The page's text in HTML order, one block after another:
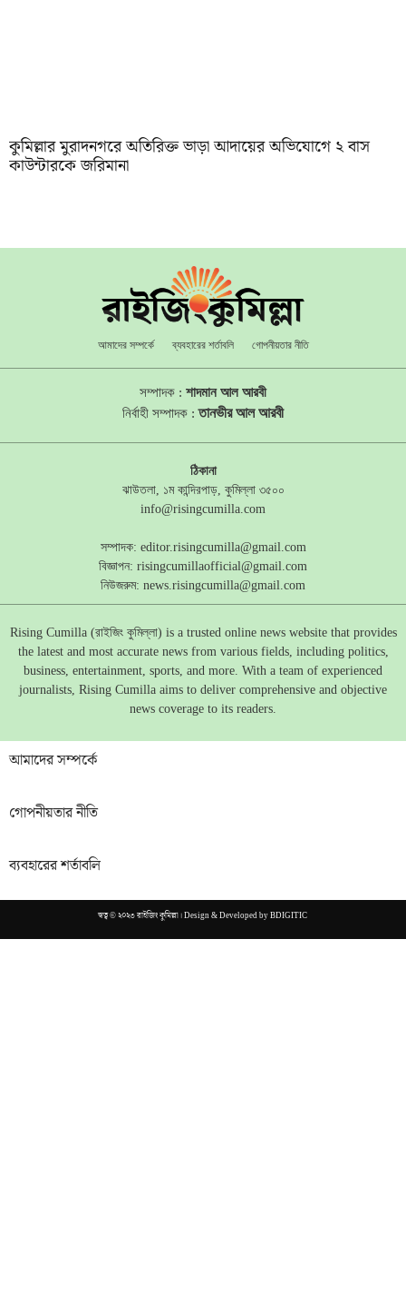
কুমিল্লার মুরাদনগরে অতিরিক্ত ভাড়া আদায়ের অভিযোগে ২ বাস
কাউন্টারকে জরিমানা
আমাদের সম্পর্কে ব্যবহারের শর্তাবলি গোপনীয়তার নীতি
সম্পাদক : শাদমান আল আরবী
নির্বাহী সম্পাদক :তানভীর আল আরবী
ঠিকানা
ঝাউতলা, ১ম কান্দিরপাড়, কুমিল্লা ৩৫০০
info@risingcumilla.com
সম্পাদক: editor.risingcumilla@gmail.com
বিজ্ঞাপন: risingcumillaofficial@gmail.com
নিউজরুম: news.risingcumilla@gmail.com
Rising Cumilla (রাইজিং কুমিল্লা) is a trusted online news website that provides
the latest and most accurate news from various fields, including politics,
business, entertainment, sports, and more. With a team of experienced
journalists, Rising Cumilla aims to deliver comprehensive and objective
news coverage to its readers.
আমাদের সম্পর্কে
গোপনীয়তার নীতি
ব্যবহারের শর্তাবলি
স্বত্ব © ২০২৩ রাইজিং কুমিল্লা। Design & Developed byBDIGITIC